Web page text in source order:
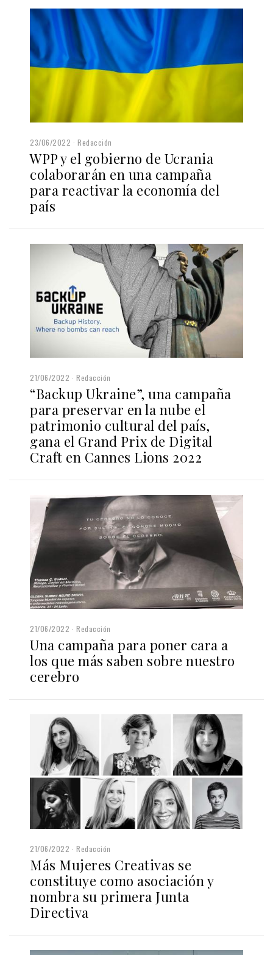
23/06/2022 Redacción
WPP y el gobierno de Ucrania
colaborarán en una campaña
para reactivar la economía del
país
21/06/2022 Redacción
“Backup Ukraine”, una campaña
para preservar en la nube el
patrimonio cultural del país,
gana el Grand Prix de Digital
Craft en Cannes Lions 2022
21/06/2022 Redacción
Una campaña para poner cara a
los que más saben sobre nuestro
cerebro
21/06/2022 Redacción
Más Mujeres Creativas se
constituye como asociación y
nombra su primera Junta
Directiva